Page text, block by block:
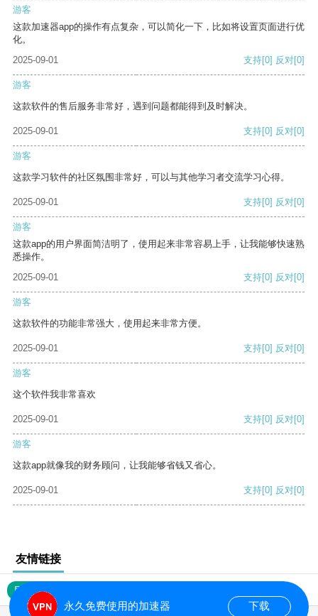
游客
这款加速器app的操作有点复杂，可以简化一下，比如将设置页面进行优
化。
2025-09-01
支持[0] 反对[0]
游客
这款软件的售后服务非常好，遇到问题都能得到及时解决。
2025-09-01 支持[0] 反对[0]
游客
这款学习软件的社区氛围非常好，可以与其他学习者交流学习心得。
2025-09-01 支持[0] 反对[0]
游客
这款app的用户界面简洁明了，使用起来非常容易上手，让我能够快速熟
悉操作。
2025-09-01
支持[0] 反对[0]
游客
这款软件的功能非常强大，使用起来非常方便。
2025-09-01 支持[0] 反对[0]
游客
这个软件我非常喜欢
2025-09-01 支持[0] 反对[0]
游客
这款app就像我的财务顾问，让我能够省钱又省心。
2025-09-01 支持[0] 反对[0]
友情链接
网站地图
永久免费使用的加速器 下载